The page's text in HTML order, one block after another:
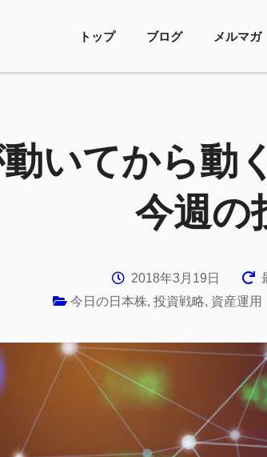
トップ ブログ メルマガ
いてから動
今週の
2018年3月19日
今日の日本株, 投資戦略, 資産運用